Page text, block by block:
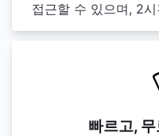
접근할 수 있으며, 2
빠르고,